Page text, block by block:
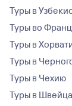
Туры в
Туры во
Туры в
Туры в
Туры в Чехию
Туры в